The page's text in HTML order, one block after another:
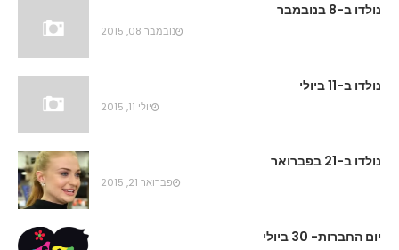
נולדו ב-8 בנובמבר
נובמבר 08, 2015
נולדו ב-11 ביולי
יולי 11, 2015
נולדו ב-21 בפברואר
פברואר 21, 2015
יום החברות- 30 ביולי